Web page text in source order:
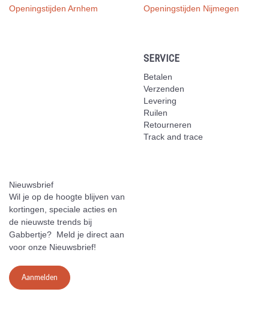
Openingstijden Arnhem Openingstijden Nijmegen
SERVICE
Betalen
Verzenden
Levering
Ruilen
Retourneren
Track and trace
Nieuwsbrief
Wil je op de hoogte blijven van
kortingen, speciale acties en
de nieuwste trends bij
Gabbertje? Meld je direct aan
voor onze Nieuwsbrief!
Aanmelden